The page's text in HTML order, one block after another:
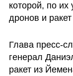
которой, по их
дронов и
Глава пресс-
генерал
ракет из